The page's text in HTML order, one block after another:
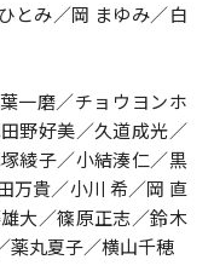
とみ／岡 まゆみ／白
一磨／チョウヨンホ
野好美／久道成光／
綾子／小結湊仁／黒
万貴／小川 希／岡 直
大／篠原正志／鈴木
薬丸夏子／横山千穂